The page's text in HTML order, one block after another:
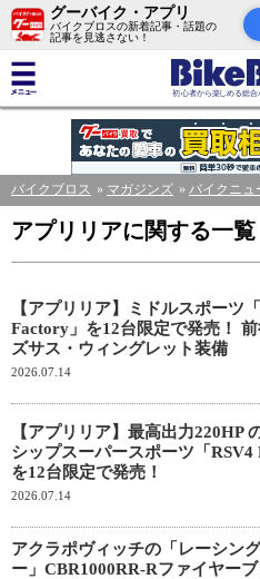
グーバイク・アプリ
バイクブロスの新着記事・話題の
記事を見逃さない！
バイクブロス マガジンズ バイクニュ
アプリリアに関する一覧
【アプリリア】ミドルスポーツ
Factory」を12台限定で発売！
ズサス・ウィングレット装備
2026.07.14
【アプリリア】最高出力220HP
シップスーパースポーツ「RSV4
を12台限定で発売！
2026.07.14
アクラポヴィッチの「レーシン
ー」CBR1000RR-Rファイヤー